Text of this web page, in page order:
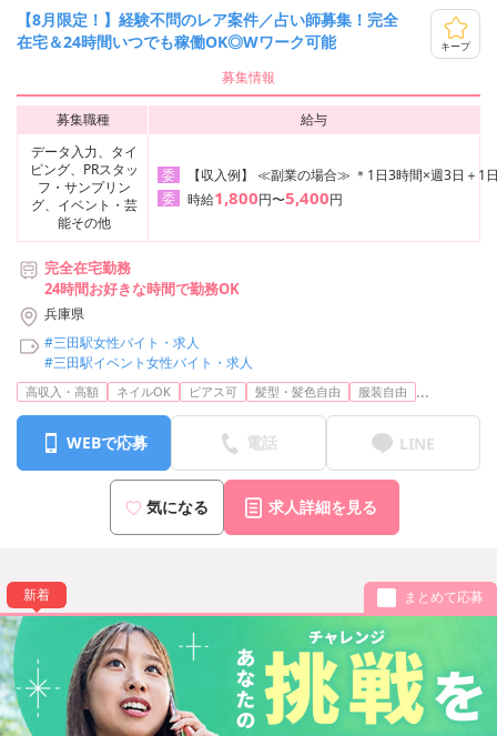
【8月限定！】経験不問のレア案件／占い師募集！完全
在宅＆24時間いつでも稼働OK◎Wワーク可能
キープ
募集情報
募集職種
給与
データ入力、タイ
ピング、PRスタッ
フ・サンプリン
グ、イベント・芸
能その他
委
【収入例】 ≪副業の場合≫ ＊1日3時間×週3日＋1
委
時給1,800円〜5,400円
完全在宅勤務
24時間お好きな時間で勤務OK
兵庫県
#三田駅女性バイト・求人
#三田駅イベント女性バイト・求人
高収入・高額 ネイルOK ピアス可 髪型・髪色自由 服装自由 ...
WEBで応募 電話 LINE
気になる 求人詳細を見る
新着 まとめて応募